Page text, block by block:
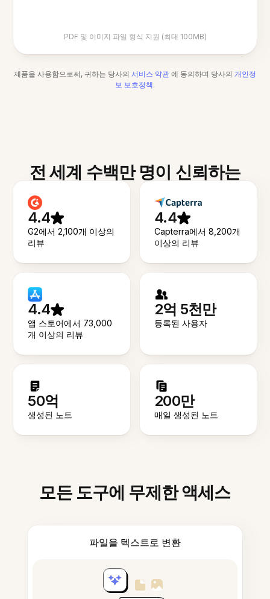
PDF 및 이미지 파일 형식 지원 (최대 100MB)
제품을 사용함으로써, 귀하는 당사의 서비스 약관 에 동의하며 당사의 개인정
보 보호정책.
전 세계 수백만 명이 신뢰하는
4.4
G2에서 2,100개 이상의
리뷰
4.4
Capterra에서 8,200개
이상의 리뷰
4.4
앱 스토어에서 73,000
개 이상의 리뷰
2억 5천만
등록된 사용자
50억
생성된 노트
200만
매일 생성된 노트
모든 도구에 무제한 액세스
파일을 텍스트로 변환